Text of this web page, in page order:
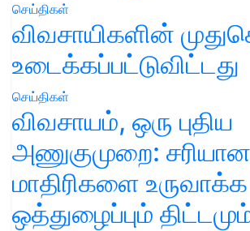
செய்திகள்
விவசாயிகளின்
உடைக்கப்பட்டுவிட்டது
செய்திகள்
விவசாயம், ஒரு புதிய
அணுகுமுறை: சரியான
மாதிரிகளை
ஒத்துழைப்பும்